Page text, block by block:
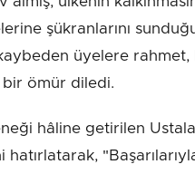
şükranlarını
üyelere
bir ömür diledi.
hâline getirilen